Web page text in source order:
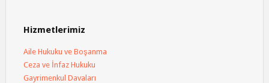
Hizmetlerimiz
Aile Hukuku ve Boşanma
Ceza ve İnfaz Hukuku
Gayrimenkul Davaları